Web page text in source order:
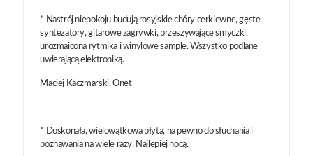
* Nastrój niepokoju budują rosyjskie chóry cerkiewne, gęste
syntezatory, gitarowe zagrywki, przeszywające smyczki,
urozmaicona rytmika i winylowe sample. Wszystko podlane
uwierającą elektroniką.
Maciej Kaczmarski, Onet
* Doskonała, wielowątkowa płyta, na pewno do słuchania i
poznawania na wiele razy. Najlepiej nocą.